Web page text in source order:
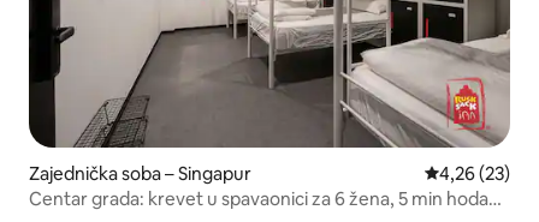
Zajednička soba – Singapur Prosječna
4,26 (23)
Centar grada: krevet u spavaonici za 6 žena, 5 min hoda